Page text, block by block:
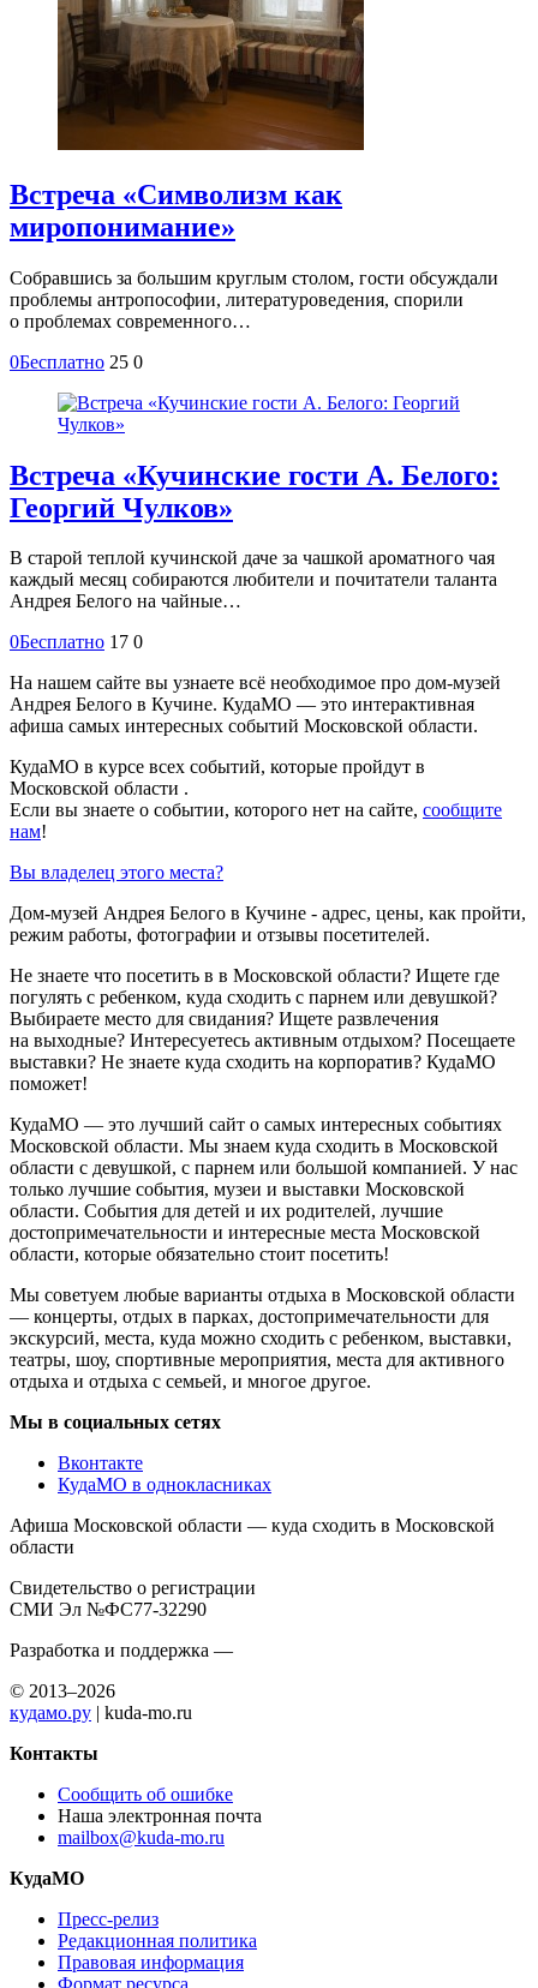
Встреча «Символизм как
миропонимание»
Собравшись за большим круглым столом, гости обсуждали
проблемы антропософии, литературоведения, спорили
о проблемах современного…
0Бесплатно 25 0
Встреча «Кучинские гости А. Белого:
Георгий Чулков»
В старой теплой кучинской даче за чашкой ароматного чая
каждый месяц собираются любители и почитатели таланта
Андрея Белого на чайные…
0Бесплатно 17 0
На нашем сайте вы узнаете всё необходимое про дом-музей
Андрея Белого в Кучине. КудаМО — это интерактивная
афиша самых интересных событий Московской области.
КудаМО в курсе всех событий, которые пройдут в
Московской области .
Если вы знаете о событии, которого нет на сайте, сообщите
нам!
Вы владелец этого места?
Дом-музей Андрея Белого в Кучине - адрес, цены, как пройти,
режим работы, фотографии и отзывы посетителей.
Не знаете что посетить в в Московской области? Ищете где
погулять с ребенком, куда сходить с парнем или девушкой?
Выбираете место для свидания? Ищете развлечения
на выходные? Интересуетесь активным отдыхом? Посещаете
выставки? Не знаете куда сходить на корпоратив? КудаМО
поможет!
КудаМО — это лучший сайт о самых интересных событиях
Московской области. Мы знаем куда сходить в Московской
области с девушкой, с парнем или большой компанией. У нас
только лучшие события, музеи и выставки Московской
области. События для детей и их родителей, лучшие
достопримечательности и интересные места Московской
области, которые обязательно стоит посетить!
Мы советуем любые варианты отдыха в Московской области
— концерты, отдых в парках, достопримечательности для
экскурсий, места, куда можно сходить с ребенком, выставки,
театры, шоу, спортивные мероприятия, места для активного
отдыха и отдыха с семьей, и многое другое.
Мы в социальных сетях
Вконтакте
КудаМО в однокласниках
Афиша Московской области — куда сходить в Московской
области
Свидетельство о регистрации
СМИ Эл №ФС77-32290
Разработка и поддержка —
© 2013–2026
кудамо.ру | kuda-mo.ru
Контакты
Сообщить об ошибке
Наша электронная почта
mailbox@kuda-mo.ru
КудаМО
Пресс-релиз
Редакционная политика
Правовая информация